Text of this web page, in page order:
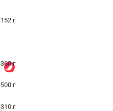
152 г
360 г
500 г
310 г